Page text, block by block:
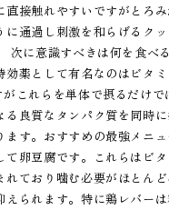
直接触れやすいですがとろ
に通過し刺激を和らげるク
次に意識すべきは何を食べ
効薬として有名なのはビタ
これらを単体で摂るだけ
る良質なタンパク質を同時
ます。おすすめの最強メニ
て卵豆腐です。これらはビ
れており噛む必要がほとん
えられます。特に鶏レバー